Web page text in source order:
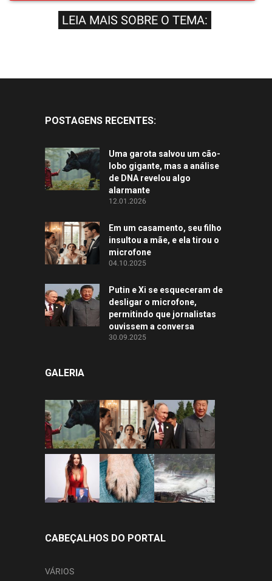
LEIA MAIS SOBRE O TEMA:
POSTAGENS RECENTES:
Uma garota salvou um cão-
lobo gigante, mas a análise
de DNA revelou algo
alarmante
12.01.2026
Em um casamento, seu filho
insultou a mãe, e ela tirou o
microfone
04.10.2025
Putin e Xi se esqueceram de
desligar o microfone,
permitindo que jornalistas
ouvissem a conversa
30.09.2025
GALERIA
CABEÇALHOS DO PORTAL
VÁRIOS